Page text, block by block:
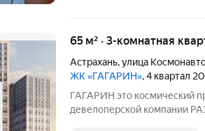
65 м² · 3-комнатная
Астрахань,улица
ЖК «ГАГАРИН», 4 квартал
ГАГАРИН это космический проект от федеральной
девелоперской компании